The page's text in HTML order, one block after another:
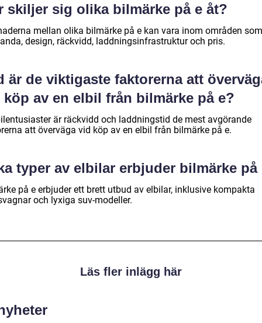
skiljer sig olika bilmärke på e åt?
mellan olika bilmärke på e kan vara inom områden som
design, räckvidd, laddningsinfrastruktur och pris.
är de viktigaste faktorerna att
av en elbil från bilmärke på e?
är räckvidd och laddningstid de mest avgörande
att överväga vid köp av en elbil från bilmärke på e.
typer av elbilar erbjuder bilmärke på
på e erbjuder ett brett utbud av elbilar, inklusive kompakta
och lyxiga suv-modeller.
Läs fler inlägg här